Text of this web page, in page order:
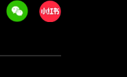
WeechatXiaohongshu/